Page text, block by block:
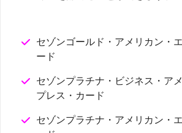
セゾンゴールド・アメリカン・
ード
セゾンプラチナ・ビジネス・ア
プレス・カード
セゾンプラチナ・アメリカン・